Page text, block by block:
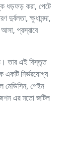
ধড়ফড় করা, পেটে
ক্ষুধামন্দা,
প্রস্রাবে
তার এই বিস্তৃত
একটি নির্ভরযোগ্য
মেডিসিন, পেইন
এর মতো জটিল